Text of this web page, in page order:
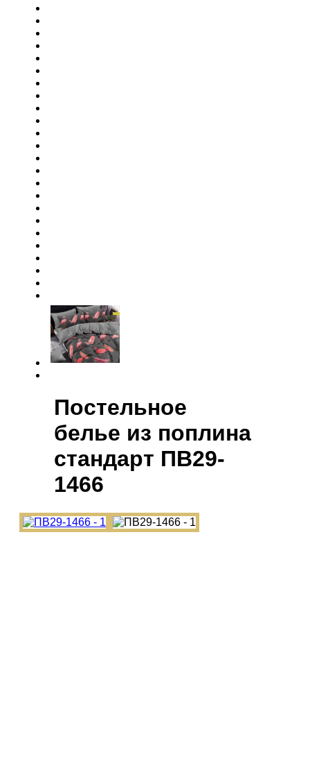
Постельное
белье из поплина
cтандарт ПВ29-
1466